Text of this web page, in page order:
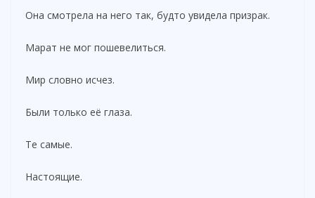
Она смотрела на него так, будто увидела призрак.
Марат не мог пошевелиться.
Мир словно исчез.
Были только её глаза.
Те самые.
Настоящие.